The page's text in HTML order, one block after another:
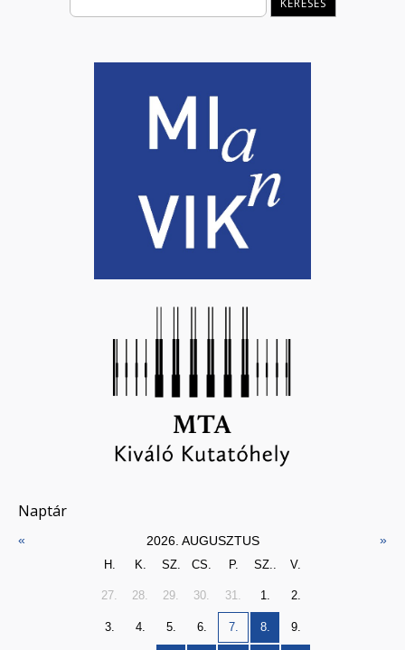
Naptár
« 2026. AUGUSZTUS »
H. K. SZ. CS. P. SZ.. V.
27. 28. 29. 30. 31. 1. 2.
3. 4. 5. 6. 7. 8. 9.